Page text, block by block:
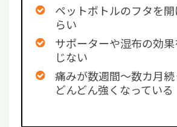
ペットボトルのフタを
らい
サポーターや湿布の効
じない
痛みが数週間〜数カ月
どんどん強くなっている